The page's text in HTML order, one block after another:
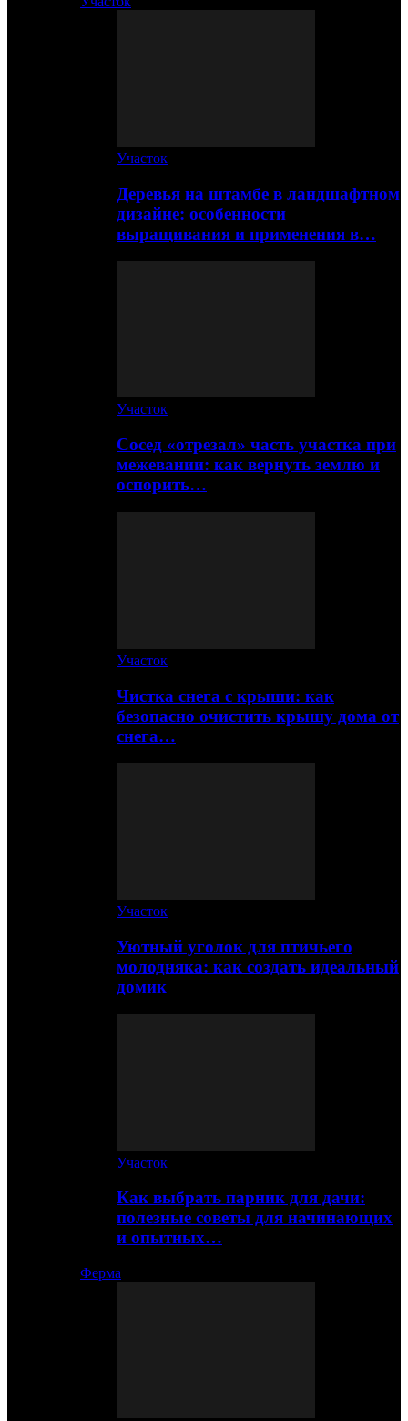
Участок
Деревья на штамбе в ландшафтном
дизайне: особенности
выращивания и применения в…
Участок
Сосед «отрезал» часть участка при
межевании: как вернуть землю и
оспорить…
Участок
Чистка снега с крыши: как
безопасно очистить крышу дома от
снега…
Участок
Уютный уголок для птичьего
молодняка: как создать идеальный
домик
Участок
Как выбрать парник для дачи:
полезные советы для начинающих
и опытных…
Ферма